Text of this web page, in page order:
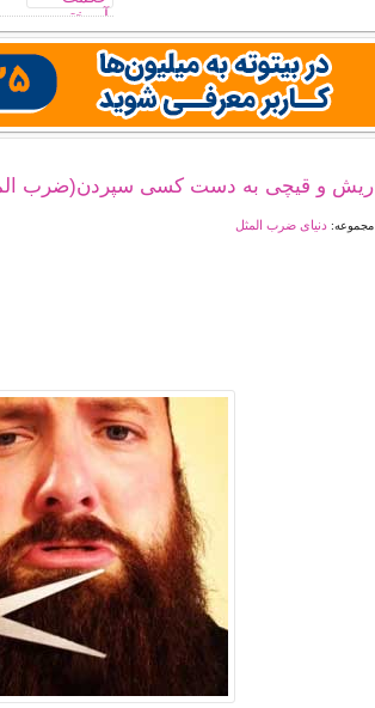
ریش و قیچی به دست كسی سپردن(ضرب
مجموعه:دنیای ضرب المثل